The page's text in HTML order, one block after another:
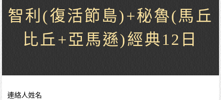
智利(復活節島)+秘魯(馬丘
比丘+亞馬遜)經典12日
連絡人姓名